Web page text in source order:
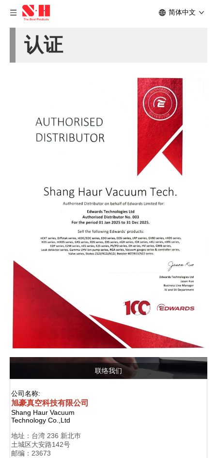
简体中文
认证
联络我们
公司名称:
旭豪真空科技有限公司
Shang Haur Vacuum
Technology Co.,Ltd
地址： 台湾 236 新北巿
土城区大安路142号
邮编：23673